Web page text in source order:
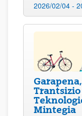
2026/02/04 -
Trantsizio
Mintegia